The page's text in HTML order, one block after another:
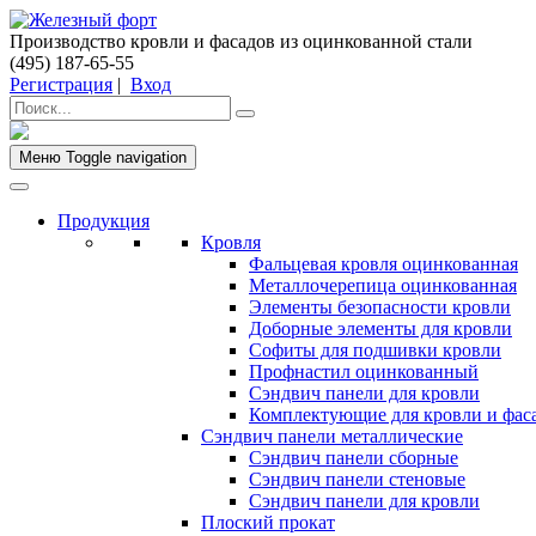
Производство кровли и фасадов из оцинкованной стали
(495) 187-65-55
Регистрация | Вход
Меню Toggle navigation
Продукция
Кровля
Фальцевая кровля оцинкованная
Металлочерепица оцинкованная
Элементы безопасности кровли
Доборные элементы для кровли
Софиты для подшивки кровли
Профнастил оцинкованный
Сэндвич панели для кровли
Комплектующие для кровли и
Сэндвич панели металлические
Сэндвич панели сборные
Сэндвич панели стеновые
Сэндвич панели для кровли
Плоский прокат